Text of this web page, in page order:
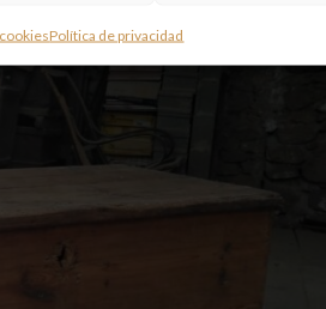
Política de privacidad